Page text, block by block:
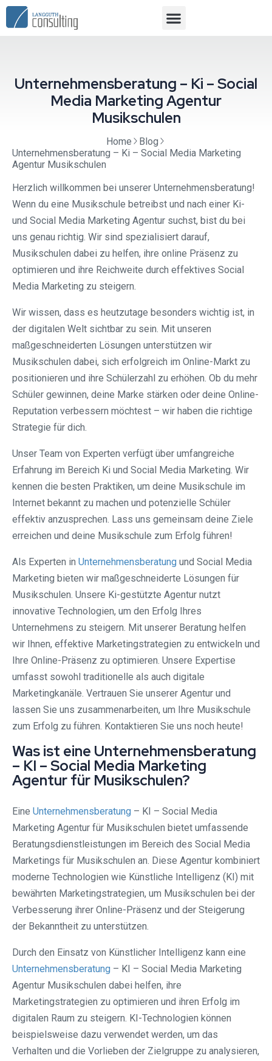
Unternehmensberatung – Ki – Social
Media Marketing Agentur
Musikschulen
Home
Blog
Unternehmensberatung – Ki – Social Media Marketing
Agentur Musikschulen
Herzlich willkommen bei unserer Unternehmensberatung!
Wenn du eine Musikschule betreibst und nach einer Ki-
und Social Media Marketing Agentur suchst, bist du bei
uns genau richtig. Wir sind spezialisiert darauf,
Musikschulen dabei zu helfen, ihre online Präsenz zu
optimieren und ihre Reichweite durch effektives Social
Media Marketing zu steigern.
Wir wissen, dass es heutzutage besonders wichtig ist, in
der digitalen Welt sichtbar zu sein. Mit unseren
maßgeschneiderten Lösungen unterstützen wir
Musikschulen dabei, sich erfolgreich im Online-Markt zu
positionieren und ihre Schülerzahl zu erhöhen. Ob du mehr
Schüler gewinnen, deine Marke stärken oder deine Online-
Reputation verbessern möchtest – wir haben die richtige
Strategie für dich.
Unser Team von Experten verfügt über umfangreiche
Erfahrung im Bereich Ki und Social Media Marketing. Wir
kennen die besten Praktiken, um deine Musikschule im
Internet bekannt zu machen und potenzielle Schüler
effektiv anzusprechen. Lass uns gemeinsam deine Ziele
erreichen und deine Musikschule zum Erfolg führen!
Als Experten in Unternehmensberatung und Social Media
Marketing bieten wir maßgeschneiderte Lösungen für
Musikschulen. Unsere Ki-gestützte Agentur nutzt
innovative Technologien, um den Erfolg Ihres
Unternehmens zu steigern. Mit unserer Beratung helfen
wir Ihnen, effektive Marketingstrategien zu entwickeln und
Ihre Online-Präsenz zu optimieren. Unsere Expertise
umfasst sowohl traditionelle als auch digitale
Marketingkanäle. Vertrauen Sie unserer Agentur und
lassen Sie uns zusammenarbeiten, um Ihre Musikschule
zum Erfolg zu führen. Kontaktieren Sie uns noch heute!
Was ist eine Unternehmensberatung
– KI – Social Media Marketing
Agentur für Musikschulen?
Eine Unternehmensberatung – KI – Social Media
Marketing Agentur für Musikschulen bietet umfassende
Beratungsdienstleistungen im Bereich des Social Media
Marketings für Musikschulen an. Diese Agentur kombiniert
moderne Technologien wie Künstliche Intelligenz (KI) mit
bewährten Marketingstrategien, um Musikschulen bei der
Verbesserung ihrer Online-Präsenz und der Steigerung
der Bekanntheit zu unterstützen.
Durch den Einsatz von Künstlicher Intelligenz kann eine
Unternehmensberatung – KI – Social Media Marketing
Agentur Musikschulen dabei helfen, ihre
Marketingstrategien zu optimieren und ihren Erfolg im
digitalen Raum zu steigern. KI-Technologien können
beispielsweise dazu verwendet werden, um das
Verhalten und die Vorlieben der Zielgruppe zu analysieren,